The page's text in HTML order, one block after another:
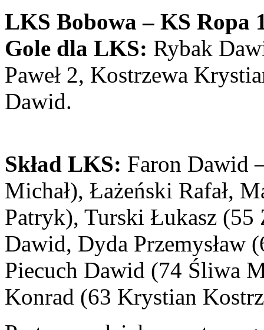
LKS Bobowa – KS Ropa
Gole dla LKS: Rybak
Paweł 2, Kostrzewa
Dawid.
Skład LKS: Faron Dawid
Michał), Łażeński Rafał,
Patryk), Turski Łukasz
Dawid, Dyda Przemysław
Piecuch Dawid (74 Śliwa
Konrad (63 Krystian